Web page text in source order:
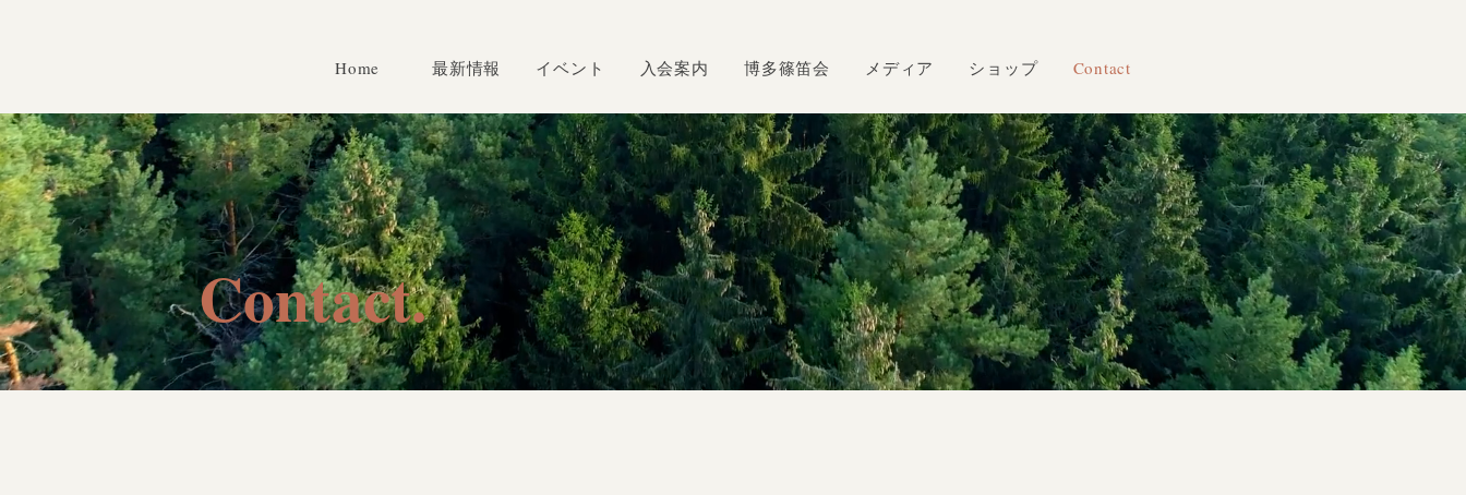
Home 最新情報 イベント 入会案内 博多篠笛会 メディア ショップ Contact
Contact.